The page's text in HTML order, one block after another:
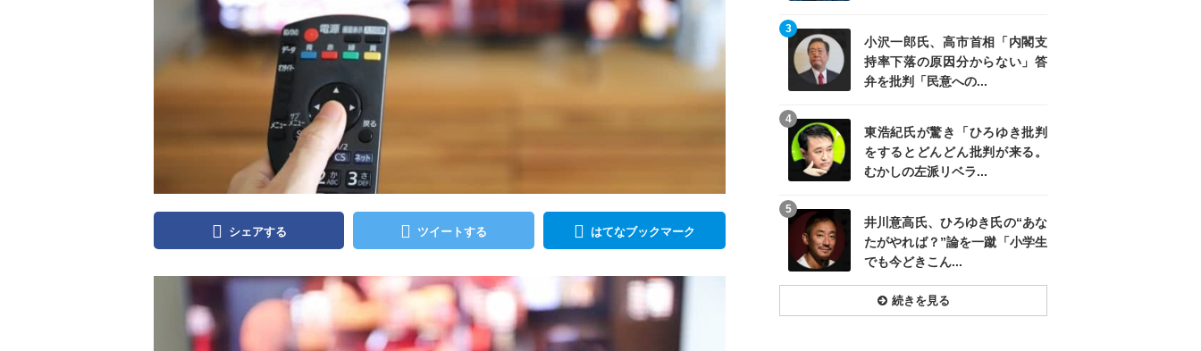
シェアする ツイートする はてなブックマーク
小沢一郎氏、高市首相「内閣支
持率下落の原因分からない」答
弁を批判「民意への...
3
東浩紀氏が驚き「ひろゆき批判
をするとどんどん批判が来る。
むかしの左派リベラ...
4
井川意高氏、ひろゆき氏の“あな
たがやれば？”論を一蹴「小学生
でも今どきこん...
5
続きを見る